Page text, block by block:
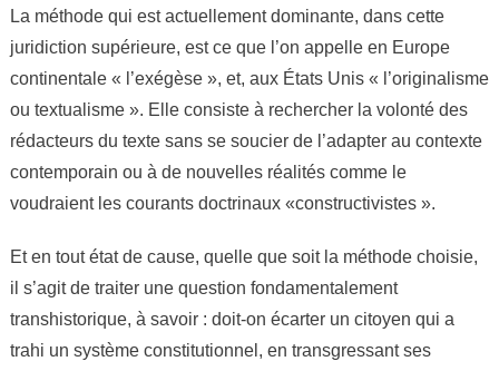
La méthode qui est actuellement dominante, dans cette
juridiction supérieure, est ce que l’on appelle en Europe
continentale « l’exégèse », et, aux États Unis « l’originalisme
ou textualisme ». Elle consiste à rechercher la volonté des
rédacteurs du texte sans se soucier de l’adapter au contexte
contemporain ou à de nouvelles réalités comme le
voudraient les courants doctrinaux «constructivistes ».
Et en tout état de cause, quelle que soit la méthode choisie,
il s’agit de traiter une question fondamentalement
transhistorique, à savoir : doit-on écarter un citoyen qui a
trahi un système constitutionnel, en transgressant ses